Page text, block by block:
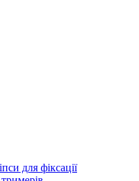
для фіксації